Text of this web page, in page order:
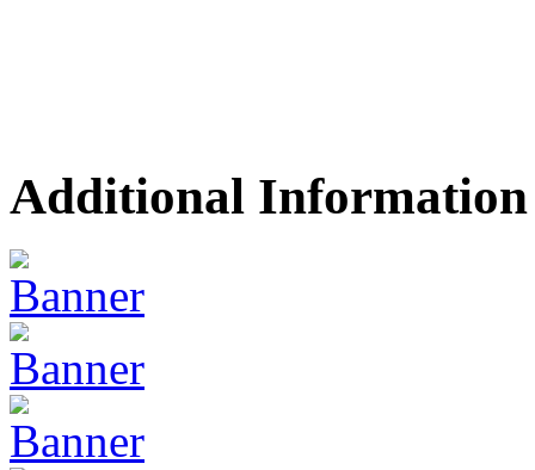
Additional Information